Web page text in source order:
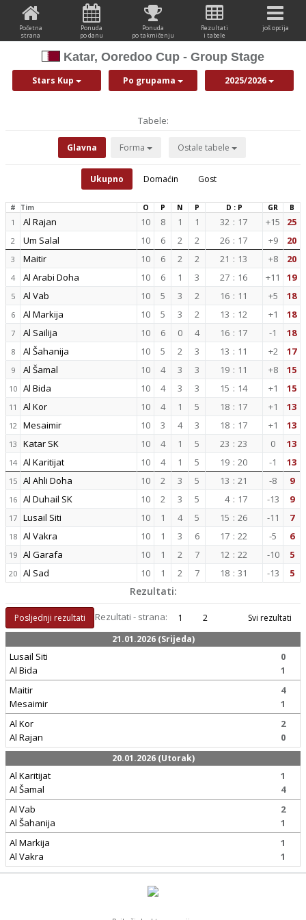
Početna
strana
Ponuda
po danu
Ponuda
po takmičenju
Rezultati
i tabele
još opcija
Katar, Ooredoo Cup - Group Stage
Stars Kup Po grupama 2025/2026
Tabele:
Glavna Forma Ostale tabele
Ukupno Domaćin Gost
# Tim O P N P D : P GR B
1 Al Rajan 10 8 1 1 32 : 17 +15 25
2 Um Salal 10 6 2 2 26 : 17 +9 20
3 Maitir 10 6 2 2 21 : 13 +8 20
4 Al Arabi Doha 10 6 1 3 27 : 16 +11 19
5 Al Vab 10 5 3 2 16 : 11 +5 18
6 Al Markija 10 5 3 2 13 : 12 +1 18
7 Al Sailija 10 6 0 4 16 : 17 -1 18
8 Al Šahanija 10 5 2 3 13 : 11 +2 17
9 Al Šamal 10 4 3 3 19 : 11 +8 15
10 Al Bida 10 4 3 3 15 : 14 +1 15
11 Al Kor 10 4 1 5 18 : 17 +1 13
12 Mesaimir 10 3 4 3 18 : 17 +1 13
13 Katar SK 10 4 1 5 23 : 23 0 13
14 Al Karitijat 10 4 1 5 19 : 20 -1 13
15 Al Ahli Doha 10 2 3 5 13 : 21 -8 9
16 Al Duhail SK 10 2 3 5 4 : 17 -13 9
17 Lusail Siti 10 1 4 5 15 : 26 -11 7
18 Al Vakra 10 1 3 6 17 : 22 -5 6
19 Al Garafa 10 1 2 7 12 : 22 -10 5
20 Al Sad 10 1 2 7 18 : 31 -13 5
Rezultati:
Posljednji rezultati Rezultati - strana: 1 2
Svi rezultati
21.01.2026 (Srijeda)
Lusail Siti
Al Bida
0
1
Maitir
Mesaimir
4
1
Al Kor
Al Rajan
2
0
20.01.2026 (Utorak)
Al Karitijat
Al Šamal
1
4
Al Vab
Al Šahanija
2
1
Al Markija
Al Vakra
1
1